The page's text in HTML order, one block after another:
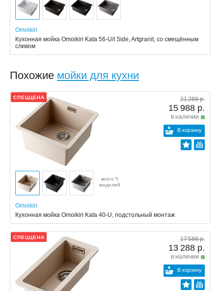
Omoikiri
Кухонная мойка Omoikiri Kata 56-U/I Side, Artgranit, со смещённым
сливом
Похожие мойки для кухни
СПЕЦЦЕНА 21 288 р.
15 988 р.
в наличии
В корзину
всего 5
моделей
Omoikiri
Кухонная мойка Omoikiri Kata 40-U, подстольный монтаж
СПЕЦЦЕНА 17 588 р.
13 288 р.
в наличии
В корзину